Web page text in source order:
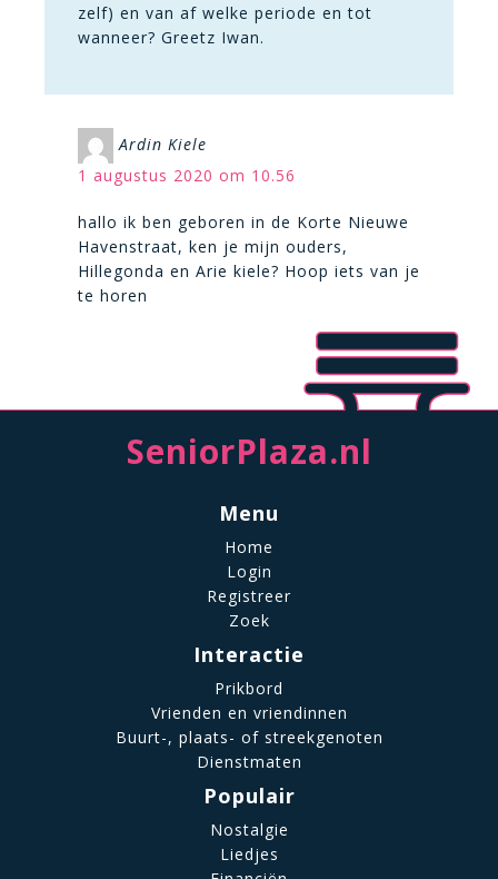
zelf) en van af welke periode en tot
wanneer? Greetz Iwan.
Ardin Kiele
1 augustus 2020 om 10.56
hallo ik ben geboren in de Korte Nieuwe
Havenstraat, ken je mijn ouders,
Hillegonda en Arie kiele? Hoop iets van je
te horen
SeniorPlaza.nl
Menu
Home
Login
Registreer
Zoek
Interactie
Prikbord
Vrienden en vriendinnen
Buurt-, plaats- of streekgenoten
Dienstmaten
Populair
Nostalgie
Liedjes